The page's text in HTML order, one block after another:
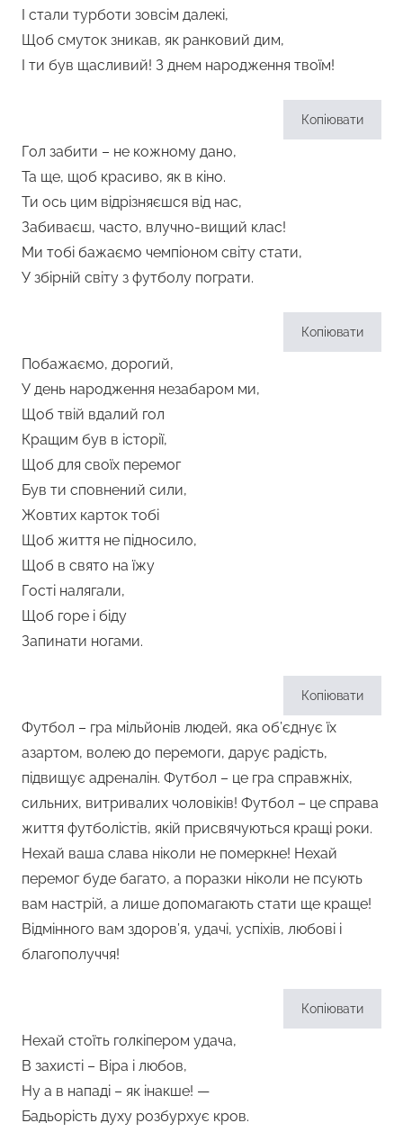
І стали турботи зовсім далекі,
Щоб смуток зникав, як ранковий дим,
І ти був щасливий! З днем народження твоїм!
Копіювати
Гол забити – не кожному дано,
Та ще, щоб красиво, як в кіно.
Ти ось цим відрізняєшся від нас,
Забиваєш, часто, влучно-вищий клас!
Ми тобі бажаємо чемпіоном світу стати,
У збірній світу з футболу пограти.
Копіювати
Побажаємо, дорогий,
У день народження незабаром ми,
Щоб твій вдалий гол
Кращим був в історії,
Щоб для своїх перемог
Був ти сповнений сили,
Жовтих карток тобі
Щоб життя не підносило,
Щоб в свято на їжу
Гості налягали,
Щоб горе і біду
Запинати ногами.
Копіювати
Футбол – гра мільйонів людей, яка об’єднує їх
азартом, волею до перемоги, дарує радість,
підвищує адреналін. Футбол – це гра справжніх,
сильних, витривалих чоловіків! Футбол – це справа
життя футболістів, якій присвячуються кращі роки.
Нехай ваша слава ніколи не померкне! Нехай
перемог буде багато, а поразки ніколи не псують
вам настрій, а лише допомагають стати ще краще!
Відмінного вам здоров’я, удачі, успіхів, любові і
благополуччя!
Копіювати
Нехай стоїть голкіпером удача,
В захисті – Віра і любов,
Ну а в нападі – як інакше! —
Бадьорість духу розбурхує кров.